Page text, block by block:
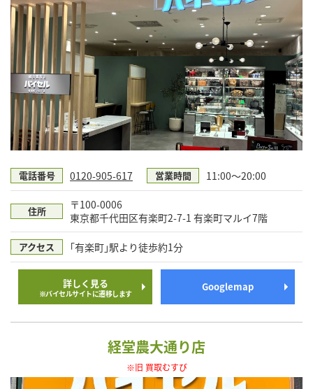
電話番号 0120-905-617 営業時間 11:00～20:00
住所
〒100-0006
東京都千代田区有楽町2-7-1 有楽町マルイ7階
アクセス ｢有楽町｣駅より徒歩約1分
詳しく見る
※バイセルサイトに遷移します
Googlemap
経堂農大通り店
※旧 買取むすび